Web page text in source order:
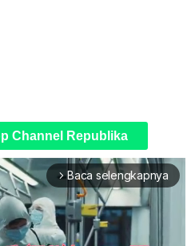
Channel Republika
arrow_forward_ios Baca selengkapnya